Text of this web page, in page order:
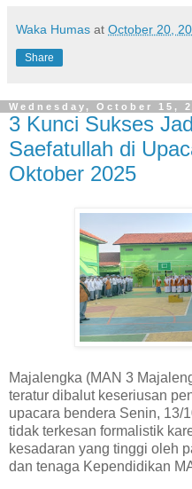
Waka Humas at October 20,
Share
Wednesday, October 15,
3 Kunci Sukses
Saefatullah di
Oktober 2025
Majalengka (MAN 3
teratur dibalut keseriusan
upacara bendera Senin, 13/
tidak terkesan formalistik
kesadaran yang tinggi oleh
dan tenaga Kependidikan